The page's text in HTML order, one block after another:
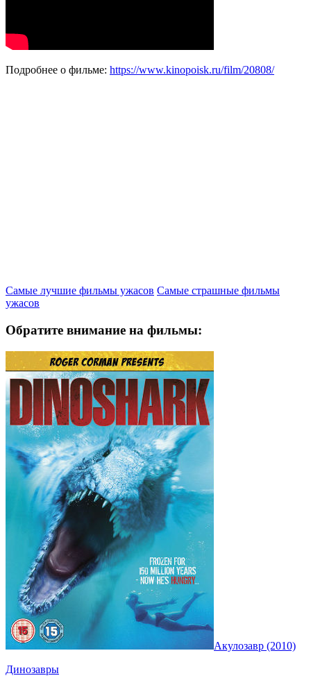
Подробнее о фильме: https://www.kinopoisk.ru/film/20808/
Самые лучшие фильмы ужасов Самые страшные фильмы
ужасов
Обратите внимание на фильмы:
Акулозавр (2010)
Динозавры